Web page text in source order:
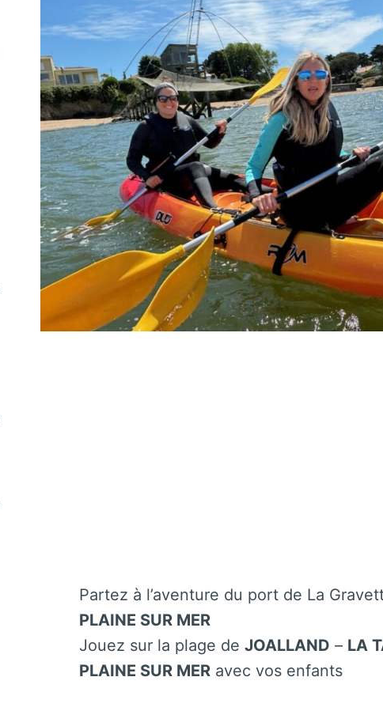
Partez à l’aventure du port de La
PLAINE SUR MER
Jouez sur la plage deJOALLAND – LA
PLAINE SUR MER avec vos enfants